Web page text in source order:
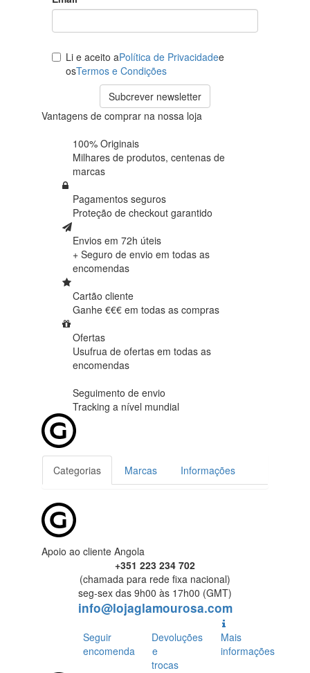
Li e aceito aPolítica de Privacidadee
osTermos e Condições
Subcrever newsletter
Vantagens de comprar na nossa loja
100% Originais
Milhares de produtos, centenas de
marcas
Pagamentos seguros
Proteção de checkout garantido
Envios em 72h úteis
+ Seguro de envio em todas as
encomendas
Cartão cliente
Ganhe €€€ em todas as compras
Ofertas
Usufrua de ofertas em todas as
encomendas
Seguimento de envio
Tracking a nível mundial
Categorias Marcas Informações
Apoio ao cliente Angola
+351 223 234 702
(chamada para rede fixa nacional)
seg-sex das 9h00 às 17h00 (GMT)
info@lojaglamourosa.com
Seguir
encomenda
Devoluções
e
trocas
Mais
informações